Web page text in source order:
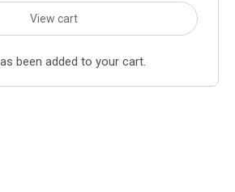
View cart
been added to your cart.